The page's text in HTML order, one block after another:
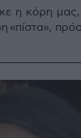
η κόρη μας,
«πίστα»,